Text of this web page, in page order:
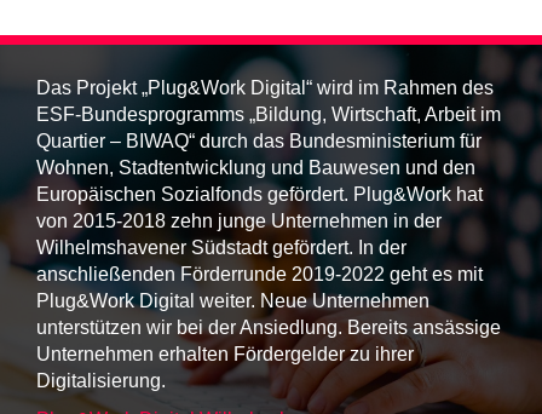
Das Projekt „Plug&Work Digital“ wird im Rahmen des
ESF-Bundesprogramms „Bildung, Wirtschaft, Arbeit im
Quartier – BIWAQ“ durch das Bundesministerium für
Wohnen, Stadtentwicklung und Bauwesen und den
Europäischen Sozialfonds gefördert. Plug&Work hat
von 2015-2018 zehn junge Unternehmen in der
Wilhelmshavener Südstadt gefördert. In der
anschließenden Förderrunde 2019-2022 geht es mit
Plug&Work Digital weiter. Neue Unternehmen
unterstützen wir bei der Ansiedlung. Bereits ansässige
Unternehmen erhalten Fördergelder zu ihrer
Digitalisierung.